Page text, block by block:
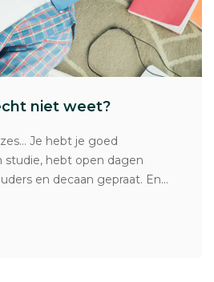
niet weet?
Je hebt je goed
studie, hebt open dagen
en decaan gepraat. En...